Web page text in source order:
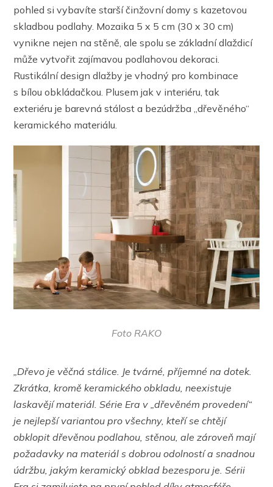
pohled si vybavíte starší činžovní domy s kazetovou
skladbou podlahy. Mozaika 5 x 5 cm (30 x 30 cm)
vynikne nejen na stěně, ale spolu se základní dlaždicí
může vytvořit zajímavou podlahovou dekoraci.
Rustikální design dlažby je vhodný pro kombinace
s bílou obkládačkou. Plusem jak v interiéru, tak
exteriéru je barevná stálost a bezúdržba „dřevěného“
keramického materiálu.
Foto RAKO
„Dřevo je věčná stálice. Je tvárné, příjemné na dotek.
Zkrátka, kromě keramického obkladu, neexistuje
laskavějí materiál. Série Era v „dřevěném provedení“
je nejlepší variantou pro všechny, kteří se chtějí
obklopit dřevěnou podlahou, stěnou, ale zároveň mají
požadavky na materiál s dobrou odolností a snadnou
údržbu, jakým keramický obklad bezesporu je. Sérii